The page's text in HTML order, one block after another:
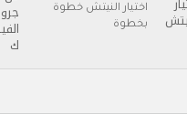
اختيار النيتش خطوة
بخطوة